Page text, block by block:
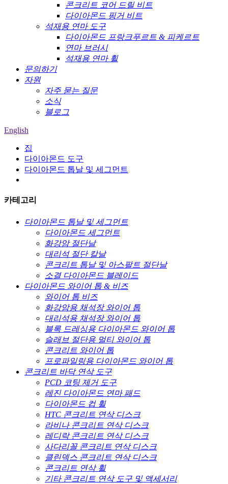
콘크리트 코어 드릴 비트
다이아몬드 핑거 비트
석재용 연마 도구
다이아몬드 프랑크푸르트 & 피케르트
연마 브러시
석재용 연마 휠
문의하기
자원
자주 묻는 질문
소식
블로그
English
집
다이아몬드 도구
다이아몬드 톱날 및 세그먼트
카테고리
다이아몬드 톱날 및 세그먼트
다이아몬드 세그먼트
화강암 절단날
대리석 절단 칼날
콘크리트 톱날 및 아스팔트 절단날
소결 다이아몬드 블레이드
다이아몬드 와이어 톱 & 비즈
와이어 톱 비즈
화강암용 채석장 와이어 톱
대리석용 채석장 와이어 톱
블록 드레싱용 다이아몬드 와이어 톱
슬래브 절단용 멀티 와이어 톱
콘크리트 와이어 톱
프로파일링용 다이아몬드 와이어 톱
콘크리트 바닥 연삭 도구
PCD 코팅 제거 도구
레진 다이아몬드 연마 패드
다이아몬드 컵 휠
HTC 콘크리트 연삭 디스크
라비나 콘크리트 연삭 디스크
레디락 콘크리트 연삭 디스크
사다리꼴 콘크리트 연삭 디스크
클린덱스 콘크리트 연삭 디스크
콘크리트 연삭 휠
기타 콘크리트 연삭 도구 및 액세서리